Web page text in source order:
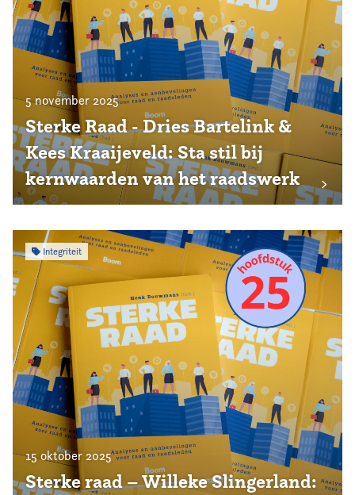
5 november 2025
Sterke Raad - Dries Bartelink &
Kees Kraaijeveld: Sta stil bij
kernwaarden van het raadswerk
Integriteit
15 oktober 2025
Sterke raad – Willeke Slingerland: